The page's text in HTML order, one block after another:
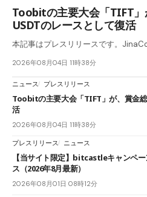
Toobitの主要大会「TIFT」
USDTのレースとして復活
本記事はプレスリリースです。
2026年08月04日 11時38分
ニュース プレスリリース
Toobitの主要大会「TIFT」が、賞金総
活
2026年08月04日 11時38分
プレスリリース ニュース
【当サイト限定】bitcastleキャンペ
ス（2026年8月最新）
2026年08月01日 08時12分